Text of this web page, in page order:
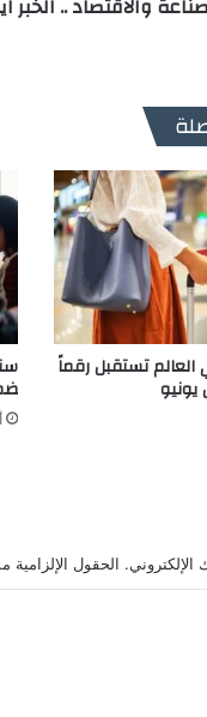
والاقتصاد .. الخبر
العالم تستقبل رقماً
يونيو ضمن
الحقول الإلزامية